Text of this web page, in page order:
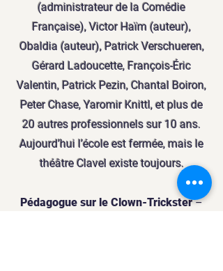
(administrateur de la Comédie
Française), Victor Haïm (auteur),
Obaldia (auteur), Patrick Verschueren,
Gérard Ladoucette, François-Éric
Valentin, Patrick Pezin, Chantal Boiron,
Peter Chase, Yaromir Knittl, et plus de
20 autres professionnels sur 10 ans.
Aujourd’hui l’école est fermée, mais le
théâtre Clavel existe toujours.
Pédagogue sur le Clown-Trickster–